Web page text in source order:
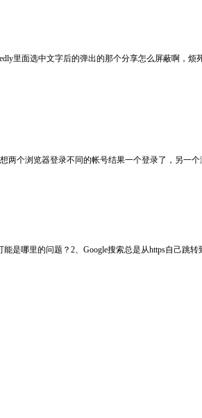
里面选中文字后的弹出的那个分享怎么屏蔽啊，烦
两个浏览器登录不同的帐号结果一个登录了，另一个
是哪里的问题？2、Google搜索总是从https自己跳